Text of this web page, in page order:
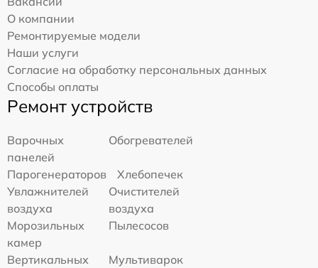
О компании
Ремонтируемые модели
Наши услуги
Согласие на обработку персональных данных
Способы оплаты
Ремонт устройств
Варочных
панелей
Обогревателей
Парогенераторов
Хлебопечек
Увлажнителей
воздуха
Очистителей
воздуха
Морозильных
камер
Пылесосов
Вертикальных
Мультиварок